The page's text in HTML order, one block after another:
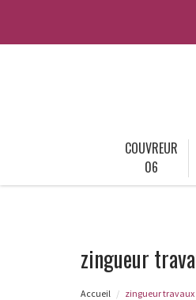
COUVREUR
06
zingueur
Accueil zingueur travaux